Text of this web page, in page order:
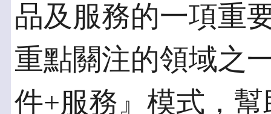
品及服務的一項重
重點關注的領域之
件+服務』模式，